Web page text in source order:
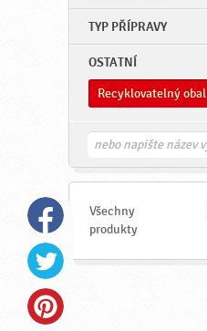
TYP PŘÍPRAVY
OSTATNÍ
Recyklovatelný obal
Všechny
produkty